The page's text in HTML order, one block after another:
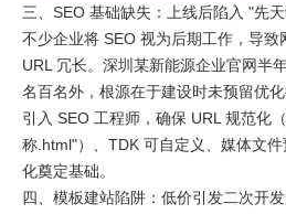
三、SEO 基础缺失：上线后陷入 "先
不少企业将 SEO 视为后期工作，导致
URL 冗长。深圳某新能源企业官网半
名百名外，根源在于建设时未预留优
引入 SEO 工程师，确保 URL 规范化
称.html"）、TDK 可自定义、媒体文
化奠定基础。​
四、模板建站陷阱：低价引发二次开